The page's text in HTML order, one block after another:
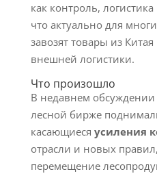
как контроль,
что актуально для
завозят товары из
внешней логистики.
Что произошло
В недавнем
лесной бирже
касающиеся усиления
отрасли и новых
перемещение